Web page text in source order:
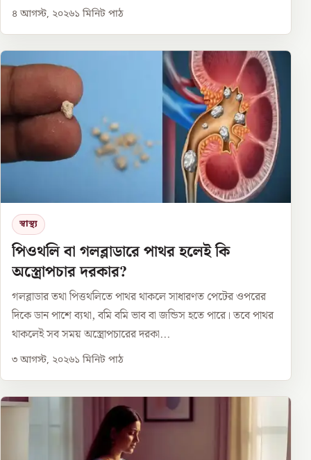
৪ আগস্ট, ২০২৬১ মিনিট পাঠ
স্বাস্থ্য
পিওথলি বা গলব্লাডারে পাথর হলেই কি
অস্ত্রোপচার দরকার?
গলব্লাডার তথা পিত্তথলিতে পাথর থাকলে সাধারণত পেটের ওপরের
দিকে ডান পাশে ব্যথা, বমি বমি ভাব বা জন্ডিস হতে পারে। তবে পাথর
থাকলেই সব সময় অস্ত্রোপচারের দরকা...
৩ আগস্ট, ২০২৬১ মিনিট পাঠ